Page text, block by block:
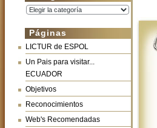
Categorías
Páginas
LICTUR de ESPOL
Un Pais para visitar...
ECUADOR
Objetivos
Reconocimientos
Web's Recomendadas